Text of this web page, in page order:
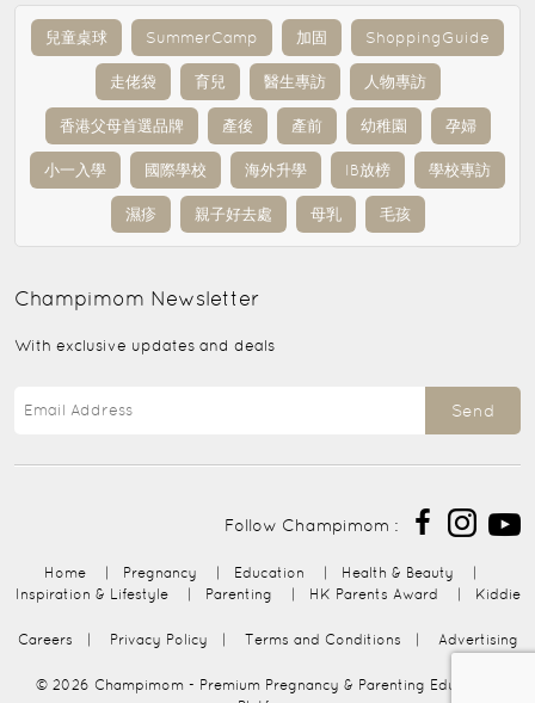
兒童桌球 SummerCamp 加固 ShoppingGuide
走佬袋 育兒 醫生專訪 人物專訪
香港父母首選品牌 產後 產前 幼稚園 孕婦
小一入學 國際學校 海外升學 IB放榜 學校專訪
濕疹 親子好去處 母乳 毛孩
Champimom Newsletter
With exclusive updates and deals
Send
Follow Champimom :
Home Pregnancy Education Health & Beauty
Inspiration & Lifestyle
Parenting HK Parents Award Kiddie
Careers Privacy Policy Terms and Conditions Advertising
© 2026 Champimom - Premium Pregnancy & Parenting Education